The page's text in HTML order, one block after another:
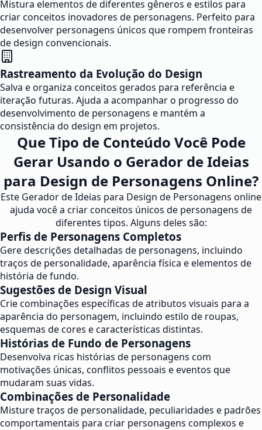
Mistura elementos de diferentes gêneros e estilos para
criar conceitos inovadores de personagens. Perfeito para
desenvolver personagens únicos que rompem fronteiras
de design convencionais.
Rastreamento da Evolução do Design
Salva e organiza conceitos gerados para referência e
iteração futuras. Ajuda a acompanhar o progresso do
desenvolvimento de personagens e mantém a
consistência do design em projetos.
Que Tipo de Conteúdo Você Pode
Gerar Usando o Gerador de Ideias
para Design de Personagens Online?
Este Gerador de Ideias para Design de Personagens online
ajuda você a criar conceitos únicos de personagens de
diferentes tipos. Alguns deles são:
Perfis de Personagens Completos
Gere descrições detalhadas de personagens, incluindo
traços de personalidade, aparência física e elementos de
história de fundo.
Sugestões de Design Visual
Crie combinações específicas de atributos visuais para a
aparência do personagem, incluindo estilo de roupas,
esquemas de cores e características distintas.
Histórias de Fundo de Personagens
Desenvolva ricas histórias de personagens com
motivações únicas, conflitos pessoais e eventos que
mudaram suas vidas.
Combinações de Personalidade
Misture traços de personalidade, peculiaridades e padrões
comportamentais para criar personagens complexos e